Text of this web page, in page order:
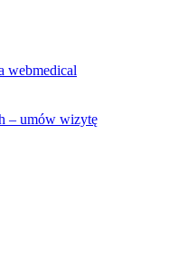
webmedical
– umów wizytę